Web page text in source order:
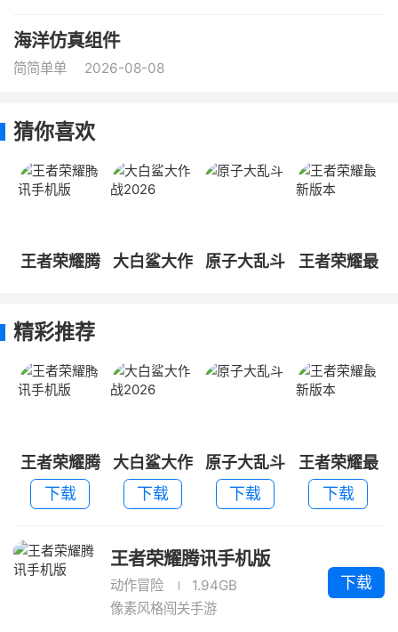
海洋仿真组件
简简单单 2026-08-08
猜你喜欢
王者荣耀腾
大白鲨大作
原子大乱斗
王者荣耀最
精彩推荐
王者荣耀腾
讯手机版
下载
大白鲨大作
战2026
下载
原子大乱斗
下载
王者荣耀最
新版本
下载
王者荣耀腾讯手机版
动作冒险
1.94GB
像素风格闯关手游
下载